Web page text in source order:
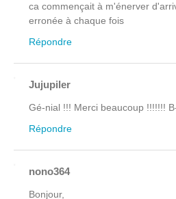
ca commençait à m'énerver
erronée à chaque fois
Répondre
Jujupiler
Gé-nial !!! Merci beaucoup !!!!!!!
Répondre
nono364
Bonjour,